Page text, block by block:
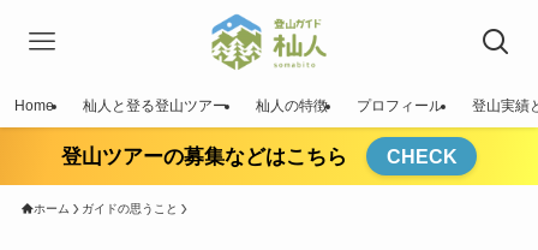
Home 杣人と登る登山ツアー 杣人の特徴 プロフィール 登山実績
登山ツアーの募集などはこちら CHECK
ホーム ガイドの思うこと